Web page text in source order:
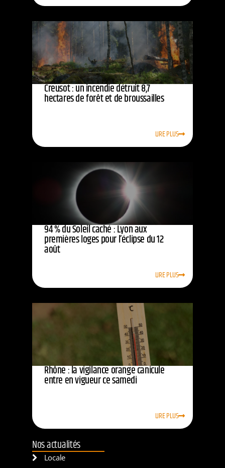
Creusot : un incendie détruit 8,7
hectares de forêt et de broussailles
LIRE PLUS
94 % du Soleil caché : Lyon aux
premières loges pour l’éclipse du 12
août
LIRE PLUS
Rhône : la vigilance orange canicule
entre en vigueur ce samedi
LIRE PLUS
Nos actualités
Locale